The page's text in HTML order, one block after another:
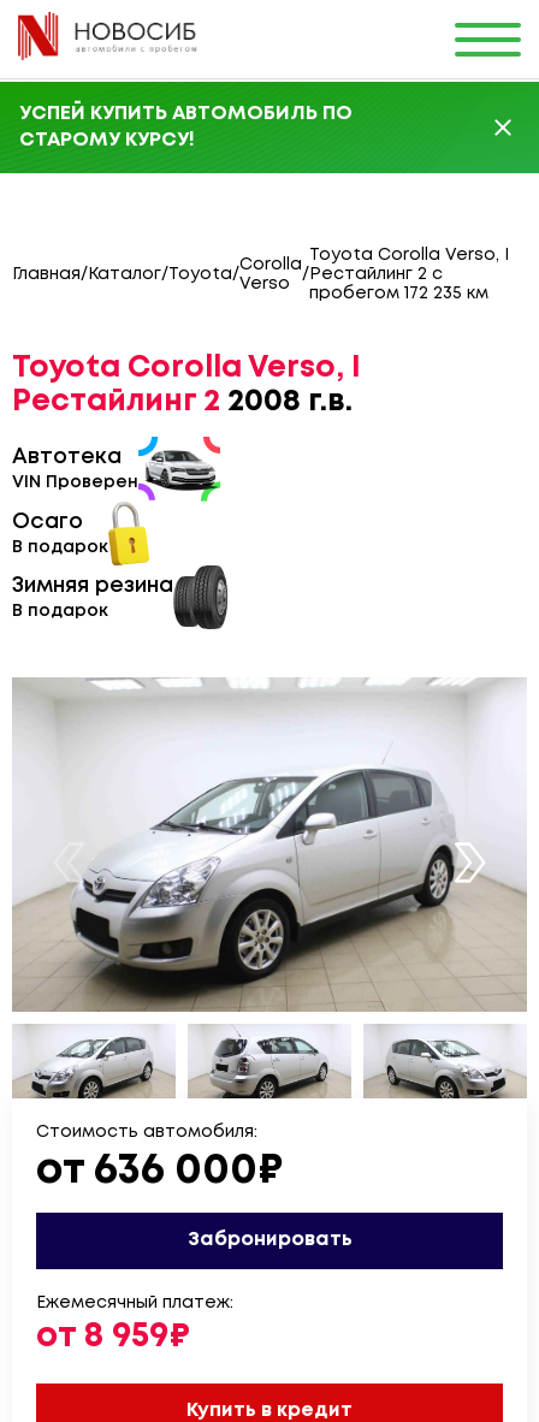
УСПЕЙ КУПИТЬ АВТОМОБИЛЬ ПО
СТАРОМУ КУРСУ!
Главная/ Каталог/Toyota/
Corolla
Verso
/
Toyota Corolla Verso, I
Рестайлинг 2 с
пробегом 172 235 км
Toyota Corolla Verso, I
Рестайлинг 2 2008 г.в.
Автотека
VIN Проверен
Осаго
В подарок
Зимняя резина
В подарок
Стоимость автомобиля:
от 636 000₽
Забронировать
Ежемесячный платеж:
от 8 959₽
Купить в кредит